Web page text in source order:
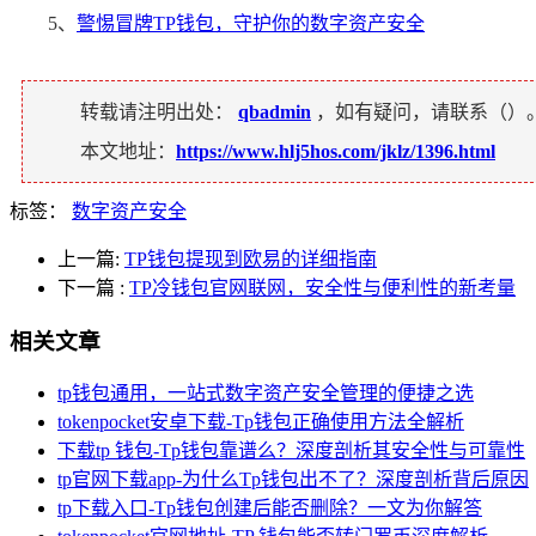
5、 警惕冒牌TP钱包，守护你的数字资产安全
转载请注明出处： qbadmin ，如有疑问，请联系（）
本文地址： https://www.hlj5hos.com/jklz/1396.html
标签： 数字资产安全
上一篇: TP钱包提现到欧易的详细指南
下一篇 : TP冷钱包官网联网，安全性与便利性的新考量
相关文章
tp钱包通用，一站式数字资产安全管理的便捷之选
tokenpocket安卓下载-Tp钱包正确使用方法全解析
下载tp 钱包-Tp钱包靠谱么？深度剖析其安全性与可靠性
tp官网下载app-为什么Tp钱包出不了？深度剖析背后原因
tp下载入口-Tp钱包创建后能否删除？一文为你解答